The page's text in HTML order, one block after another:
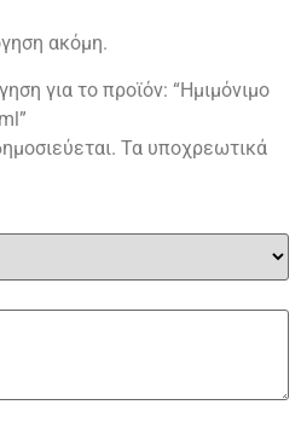
ακόμη.
για το προϊόν: “Ημιμόνιμο
Τα υποχρεωτικά